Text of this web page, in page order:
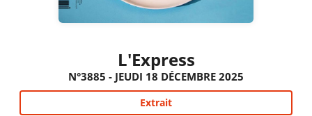
L'Express
N°3885 - JEUDI 18 DÉCEMBRE 2025
Extrait